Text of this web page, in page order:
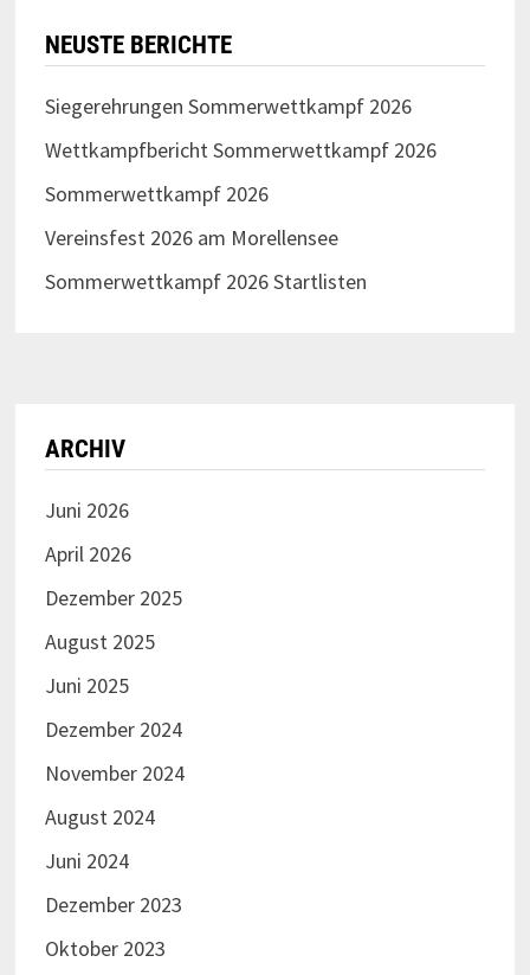
NEUSTE BERICHTE
Siegerehrungen Sommerwettkampf 2026
Wettkampfbericht Sommerwettkampf 2026
Sommerwettkampf 2026
Vereinsfest 2026 am Morellensee
Sommerwettkampf 2026 Startlisten
ARCHIV
Juni 2026
April 2026
Dezember 2025
August 2025
Juni 2025
Dezember 2024
November 2024
August 2024
Juni 2024
Dezember 2023
Oktober 2023